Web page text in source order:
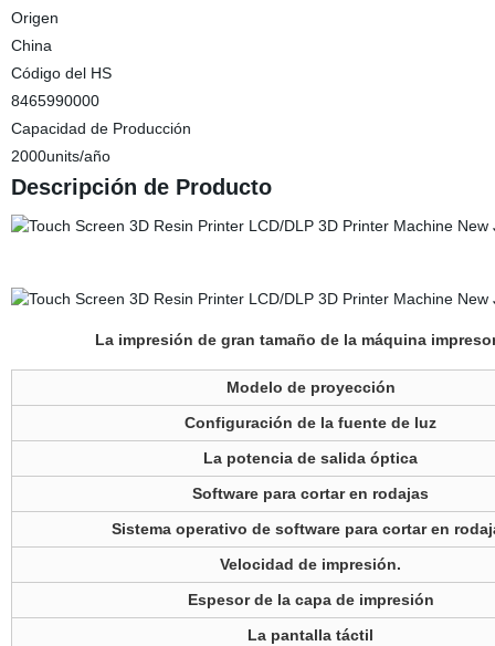
Origen
China
Código del HS
8465990000
Capacidad de Producción
2000units/año
Descripción de Producto
La impresión de gran tamaño de la máquina
Modelo de proyección
Configuración de la fuente de luz
La potencia de salida óptica
Software para cortar en rodajas
Sistema operativo de software para cortar en
Velocidad de impresión.
Espesor de la capa de impresión
La pantalla táctil